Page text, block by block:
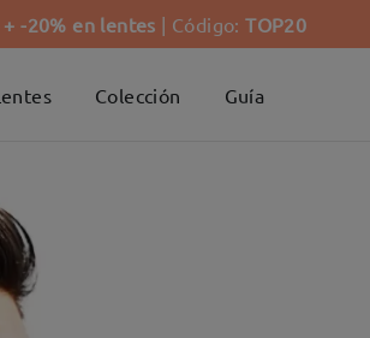
-20% en lentes | Código:TOP20
Colección Guía